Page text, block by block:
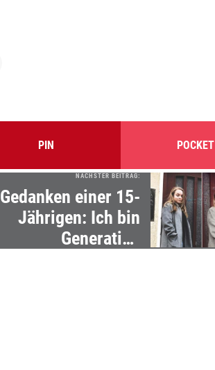
PIN POCKET
NÄCHSTER BEITRAG:
Gedanken einer 15-
Jährigen: Ich bin
Generation